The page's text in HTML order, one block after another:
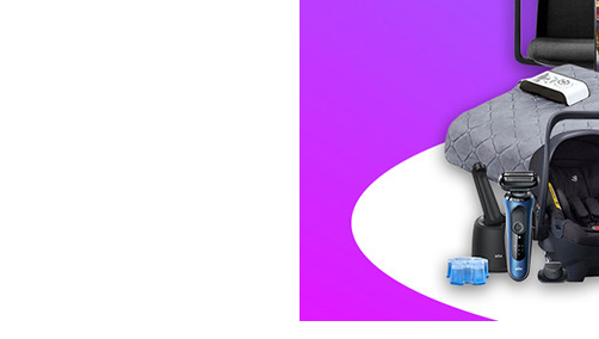
AP-17H8550 | 39,900